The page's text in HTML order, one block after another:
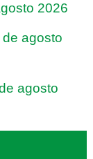
2026
agosto
agosto